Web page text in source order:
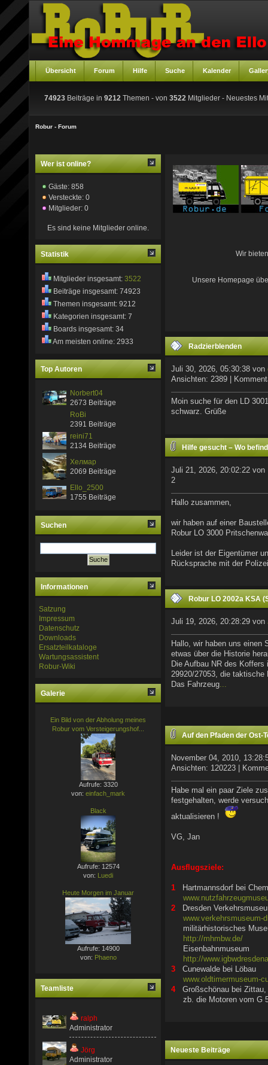
Übersicht Forum Hilfe Suche Kalender
74923 Beiträge in 9212 Themen - von 3522 Mitglieder - Neuestes
Robur - Forum
Wer ist online?
Gäste: 858
Versteckte: 0
Mitglieder: 0
Es sind keine Mitglieder online.
Statistik
Mitglieder insgesamt: 3522
Beiträge insgesamt: 74923
Themen insgesamt: 9212
Kategorien insgesamt: 7
Boards insgesamt: 34
Am meisten online: 2933
Top Autoren
Norbert04
2673 Beiträge
RoBi
2391 Beiträge
reini71
2134 Beiträge
Хелмар
2069 Beiträge
Ello_2500
1755 Beiträge
Suchen
Informationen
Satzung
Impressum
Datenschutz
Downloads
Ersatzteilkataloge
Wartungsassistent
Robur-Wiki
Galerie
Ein Bild von der Abholung meines
Robur vom Versteigerungshof...
Aufrufe: 3320
von: einfach_mark
Black
Aufrufe: 12574
von: Luedi
Heute Morgen im Januar
Aufrufe: 14900
von: Phaeno
Teamliste
ralph
Administrator
Jörg
Administrator
Wir
Unsere Homepage
Radzierblenden
Juli 30, 2026, 05:30:38 von
Ansichten: 2389 |
Moin suche für den LD
schwarz. Grüße
Hilfe gesucht – Wo
Fahrgestellnummer
Juli 21, 2026, 20:02:22 von
2
Hallo zusammen,
wir haben auf einer
Robur LO 3000
Leider ist der Eigentümer
Rücksprache mit der
Robur LO 2002a KSA
Juli 19, 2026, 20:28:29 von
Hallo, wir haben uns einen
etwas über die Historie
Die Aufbau NR des
29920/27053, die taktische
Das Fahrzeug...
Auf den Pfaden der Ost-
November 04, 2010,
Ansichten: 120223 |
Habe mal ein paar Ziele
festgehalten, werde
aktualisieren !
VG, Jan
Ausflugsziele:
1Hartmannsdorf bei
2Dresden
www.verkehrsmuseum-
militärhistorisches
http://mhmbw.de/
Eisenbahnmuseum
http://
3Cunewalde bei Löbau
www.oldtimermuseum-
4Großschönau bei Zittau,
zb. die Motoren vom G
Neueste Beiträge